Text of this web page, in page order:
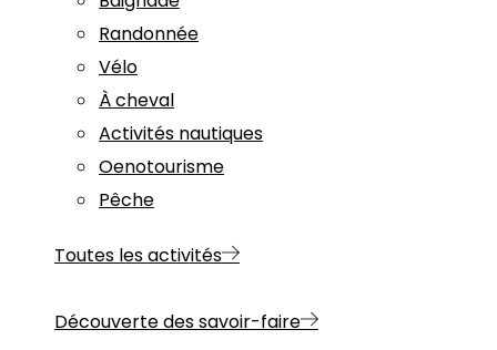
Randonnée
Vélo
À cheval
Activités nautiques
Oenotourisme
Pêche
Toutes les activités
Découverte des savoir-faire